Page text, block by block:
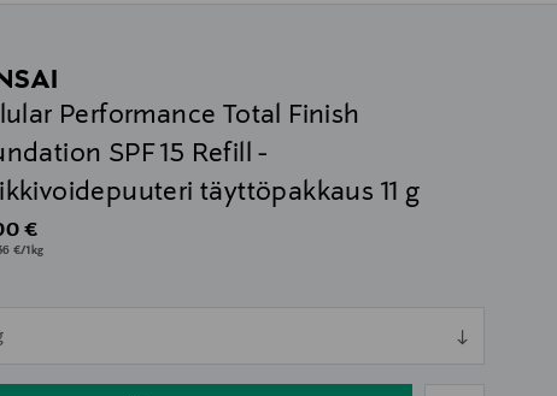
Performance Total Finish
SPF 15 Refill -
täyttöpakkaus 11 g
Price
€
€/1kg